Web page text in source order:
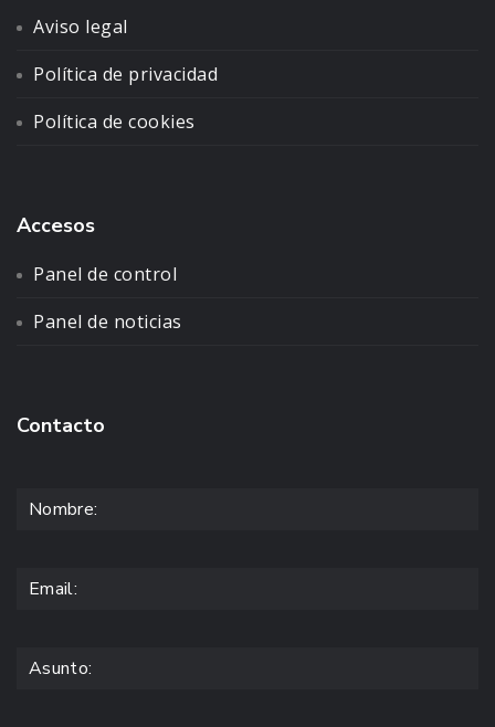
Aviso legal
Política de privacidad
Política de cookies
Accesos
Panel de control
Panel de noticias
Contacto